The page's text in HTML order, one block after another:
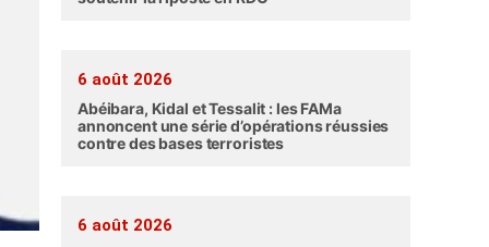
6 août 2026
Abéibara, Kidal et Tessalit : les FAMa
annoncent une série d’opérations réussies
contre des bases terroristes
6 août 2026